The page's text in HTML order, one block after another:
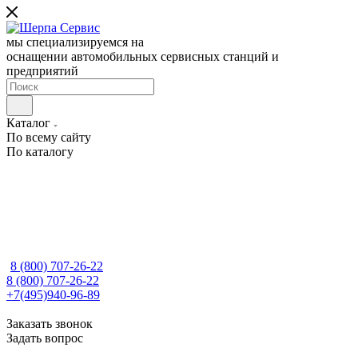
мы специализируемся на
оснащении автомобильных сервисных станций и
предприятий
Каталог
По всему сайту
По каталогу
8 (800) 707-26-22
8 (800) 707-26-22
+7(495)940-96-89
Заказать звонок
Задать вопрос